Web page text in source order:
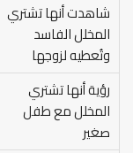
شاهدت أنها تشتري
المخلل الفاسد
وتُعطيه لزوجها
رؤية أنها تشتري
المخلل مع طفل
صغير